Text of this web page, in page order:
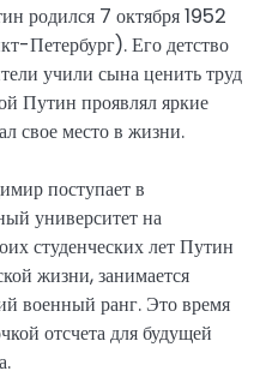
родился 7 октября 1952
Петербург). Его детство
учили сына ценить труд
Путин проявлял яркие
свое место в жизни.
поступает в
университет на
студенческих лет Путин
жизни, занимается
военный ранг. Это время
отсчета для будущей